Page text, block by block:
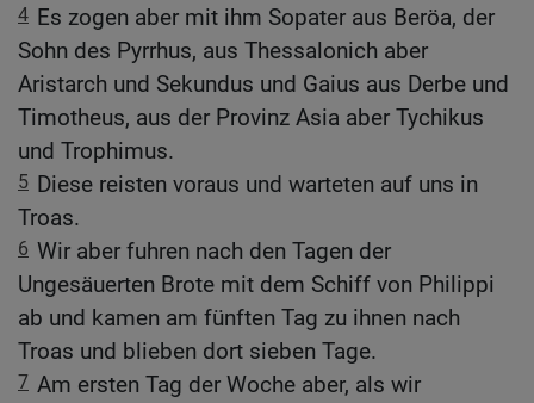
4 Es zogen aber mit ihm Sopater aus Beröa, der
Sohn des Pyrrhus, aus Thessalonich aber
Aristarch und Sekundus und Gaius aus Derbe und
Timotheus, aus der Provinz Asia aber Tychikus
und Trophimus.
5 Diese reisten voraus und warteten auf uns in
Troas.
6 Wir aber fuhren nach den Tagen der
Ungesäuerten Brote mit dem Schiff von Philippi
ab und kamen am fünften Tag zu ihnen nach
Troas und blieben dort sieben Tage.
7 Am ersten Tag der Woche aber, als wir